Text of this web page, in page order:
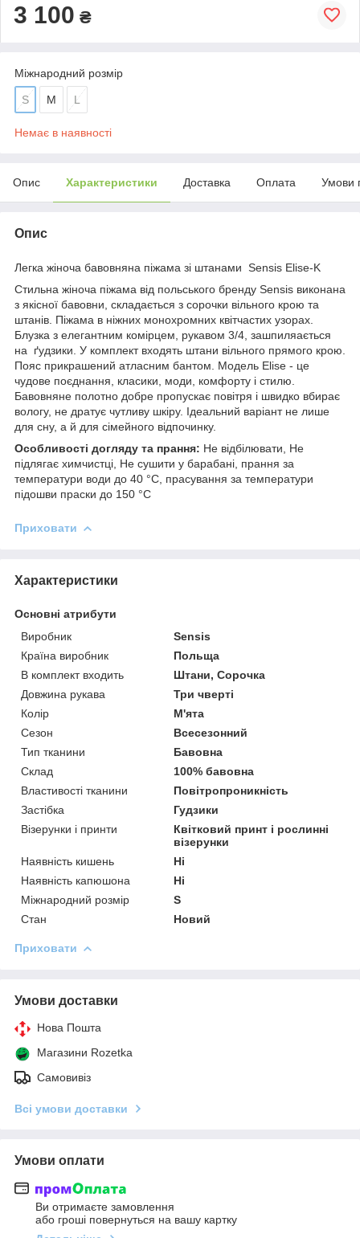
3 100 ₴
Міжнародний розмір
S M L
Немає в наявності
Опис Характеристики Доставка Оплата Умови
Опис
Легка жіноча бавовняна піжама зі штанами Sensis Elise-K
Стильна жіноча піжама від польського бренду Sensis виконана
з якісної бавовни, складається з сорочки вільного крою та
штанів. Піжама в ніжних монохромних квітчастих узорах.
Блузка з елегантним комірцем, рукавом 3/4, зашпиляається
на ґудзики. У комплект входять штани вільного прямого крою.
Пояс прикрашений атласним бантом. Модель Elise - це
чудове поєднання, класики, моди, комфорту і стилю.
Бавовняне полотно добре пропускає повітря і швидко вбирає
вологу, не дратує чутливу шкіру. Ідеальний варіант не лише
для сну, а й для сімейного відпочинку.
Особливості догляду та прання: Не відбілювати, Не
підлягає химчистці, Не сушити у барабані, прання за
температури води до 40 °C, прасування за температури
підошви праски до 150 °C
Приховати
Характеристики
Основні атрибути
Виробник
Sensis
Країна виробник
Польща
В комплект входить
Штани, Сорочка
Довжина рукава
Три чверті
Колір
М'ята
Сезон
Всесезонний
Тип тканини
Бавовна
Склад
100% бавовна
Властивості тканини
Повітропроникність
Застібка
Гудзики
Візерунки і принти
Квітковий принт і рослинні
візерунки
Наявність кишень
Ні
Наявність капюшона
Ні
Міжнародний розмір
S
Стан
Новий
Приховати
Умови доставки
Нова Пошта
Магазини Rozetka
Самовивіз
Всі умови доставки
Умови оплати
Ви отримаєте замовлення
або гроші повернуться на вашу картку